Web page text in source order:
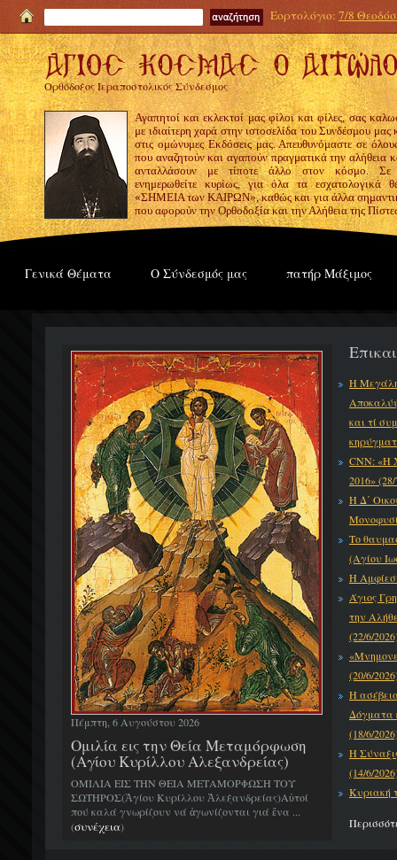
Εορτολόγιο: 7/8
Ορθόδοξος Ιεραποστολικός Σύνδεσμος
Αγαπητοί και εκλεκτοί μας φίλοι και φίλες, σας
με ιδιαίτερη χαρά στην ιστοσελίδα του Συνδέσμου μας
στις ομώνυμες Εκδόσεις μας. Απευθυνόμαστε σε
που αναζητούν και αγαπούν πραγματικά την αλήθεια
ανταλλάσουν με τίποτε άλλο στον κόσμο.
ενημερωθείτε κυρίως, για όλα τα εσχατολογικά
«ΣΗΜΕΙΑ των ΚΑΙΡΩΝ», καθώς και για άλλα
που αφορούν την Ορθοδοξία και την Αλήθεια της
Γενικά Θέματα Ο Σύνδεσμός μας πατήρ Μάξιμος
Πέμπτη, 6 Αυγούστου 2026
Ομιλία εις την Θεία Μεταμόρφωση
(Αγίου Κυρίλλου Αλεξανδρείας)
ΟΜΙΛΙΑ ΕΙΣ ΤΗΝ ΘΕΙΑ ΜΕΤΑΜΟΡΦΩΣΗ ΤΟΥ
ΣΩΤΗΡΟΣ(Ἁγίου Κυρίλλου Ἀλεξανδρείας)Αὐτοί
πού καλά γνωρίζουν νά ἀγωνίζονται γιά ἕνα ...
(συνέχεια)
Η Μεγάλη
και τί
CNN: «Η
2016»
Η Δ΄
Το
(Αγίου
Η
Άγιος
την
(22/6/
(20/6/
Η
Δόγματα
(18/6/
Η
(14/6/
Κυριακή